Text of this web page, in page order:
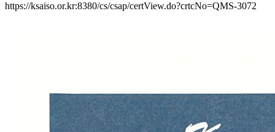
https://ksaiso.or.kr:8380/cs/csap/certView.do?crtcNo=QMS-3072